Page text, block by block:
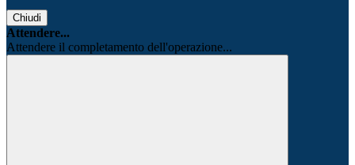
Chiudi
Attendere...
Attendere il completamento dell'operazione...